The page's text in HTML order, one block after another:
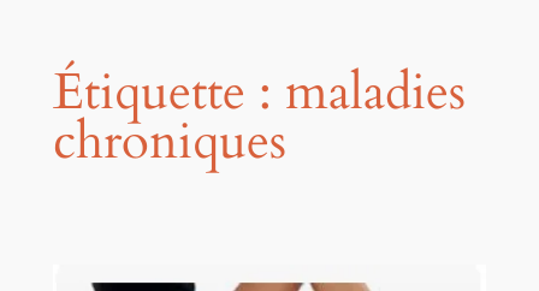
Étiquette : maladies
chroniques